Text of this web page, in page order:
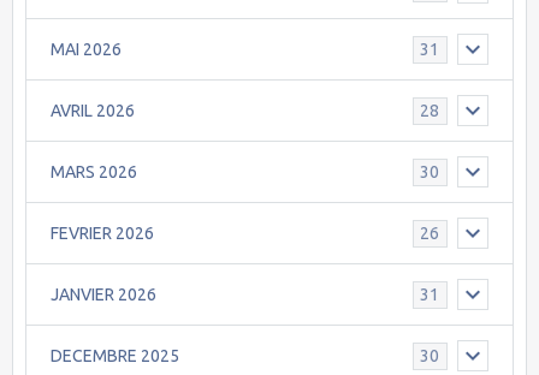
MAI 2026 31
AVRIL 2026 28
MARS 2026 30
FEVRIER 2026 26
JANVIER 2026 31
DECEMBRE 2025 30